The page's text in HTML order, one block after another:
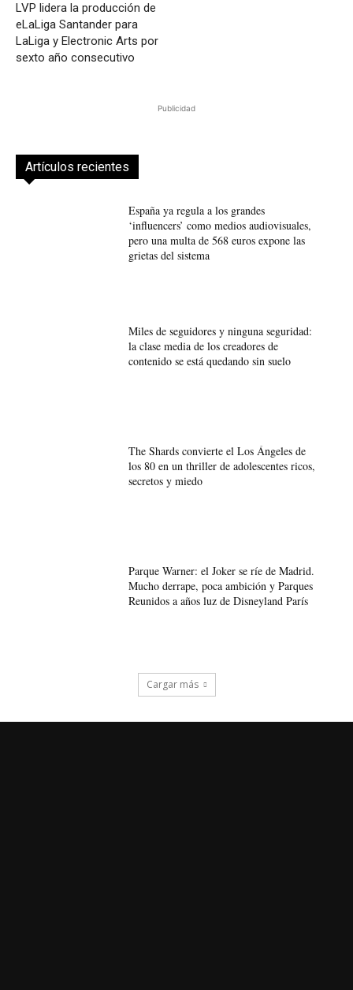
LVP lidera la producción de
eLaLiga Santander para
LaLiga y Electronic Arts por
sexto año consecutivo
Publicidad
Artículos recientes
España ya regula a los grandes
‘influencers’ como medios audiovisuales,
pero una multa de 568 euros expone las
grietas del sistema
Miles de seguidores y ninguna seguridad:
la clase media de los creadores de
contenido se está quedando sin suelo
The Shards convierte el Los Ángeles de
los 80 en un thriller de adolescentes ricos,
secretos y miedo
Parque Warner: el Joker se ríe de Madrid.
Mucho derrape, poca ambición y Parques
Reunidos a años luz de Disneyland París
Cargar más